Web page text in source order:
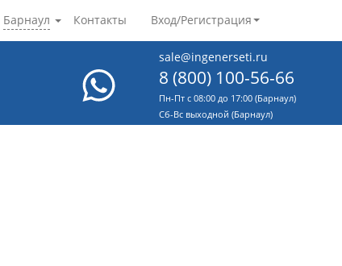
Контакты Вход/Регистрация
Барнаул
sale@ingenerseti.ru
8 (800) 100-56-66
Пн-Пт с 08:00 до 17:00 (Барнаул)
Cб-Вс выходной (Барнаул)